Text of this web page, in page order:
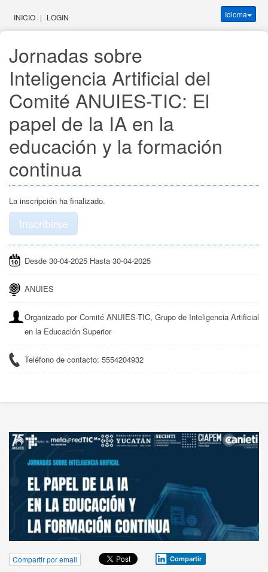
INICIO | LOGIN Idioma
Jornadas sobre
Inteligencia Artificial del
Comité ANUIES-TIC: El
papel de la IA en la
educación y la formación
continua
La inscripción ha finalizado.
Inscribirse
Desde 30-04-2025 Hasta 30-04-2025
ANUIES
Organizado por Comité ANUIES-TIC, Grupo de Inteligencia Artificial
en la Educación Superior
Teléfono de contacto: 5554204932
Compartir por email Compartir